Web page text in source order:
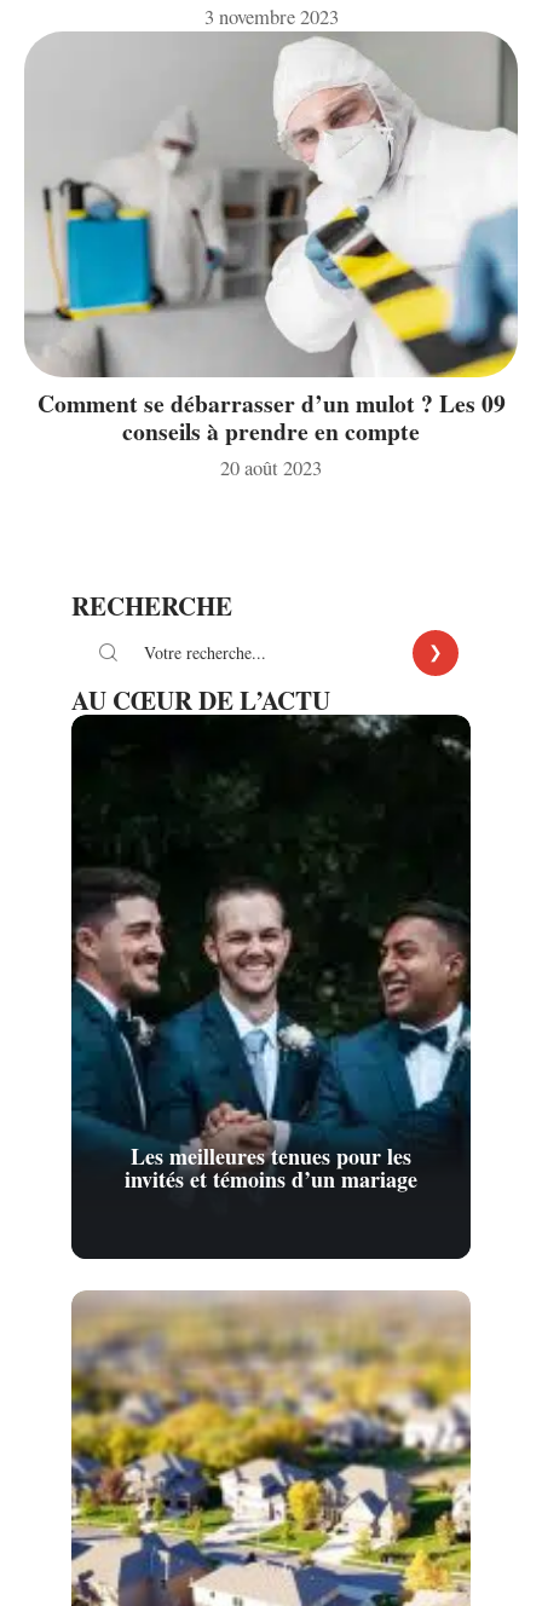
3 novembre 2023
Comment se débarrasser d’un mulot ? Les 09
conseils à prendre en compte
20 août 2023
RECHERCHE
AU CŒUR DE L’ACTU
Les meilleures tenues pour les
invités et témoins d’un mariage